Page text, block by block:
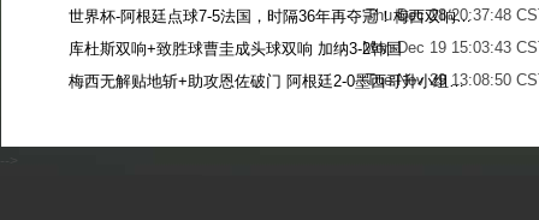
Thu Dec 28 20:37:48
世界杯-阿根廷点球7-5法国，时隔36年再夺冠！梅西双响姆巴佩戴帽
Mon Dec 19 15:03:43
库杜斯双响+致胜球曹圭成头球双响 加纳3-2韩国
Tue Nov 29 13:08:50
梅西无解贴地斩+助攻恩佐破门 阿根廷2-0墨西哥升小组第二